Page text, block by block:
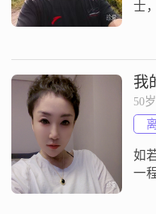
士
元
格
责
我
中
快
信
我
50
如
一